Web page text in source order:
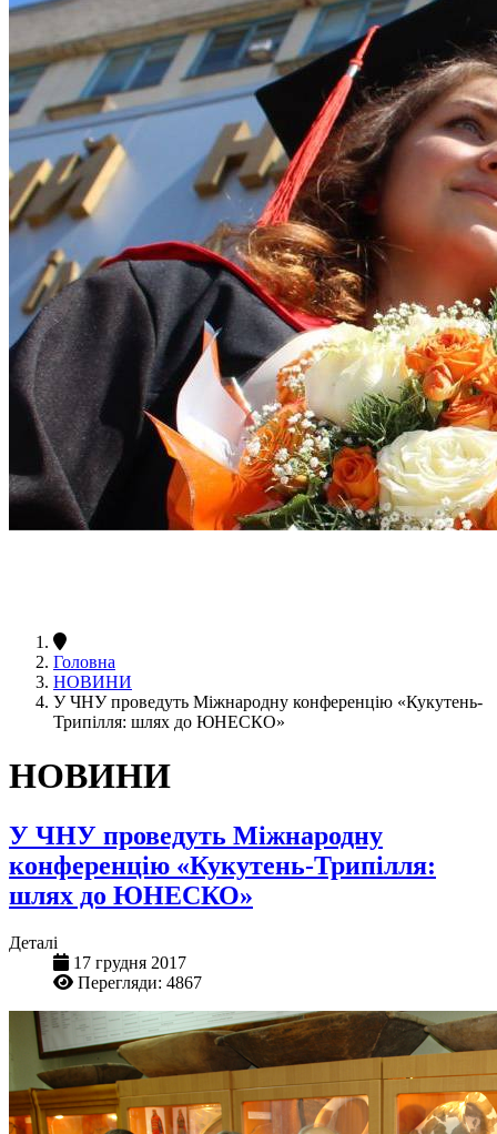
Головна
НОВИНИ
У ЧНУ проведуть Міжнародну конференцію «Кукутень-
Трипілля: шлях до ЮНЕСКО»
НОВИНИ
У ЧНУ проведуть Міжнародну
конференцію «Кукутень-Трипілля:
шлях до ЮНЕСКО»
Деталі
17 грудня 2017
Перегляди: 4867